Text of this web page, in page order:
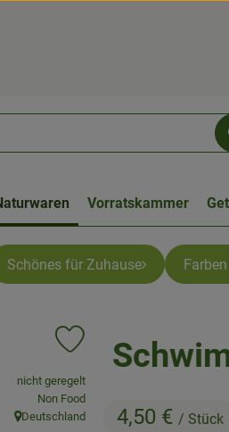
Vorratskammer
Schönes für Zuhause
4,50 € / Stück
Produkt zu Favouriten
, Verband:
nicht geregelt
, Kontrollstelle:
Non Food
, Herkunft:
Deutschland